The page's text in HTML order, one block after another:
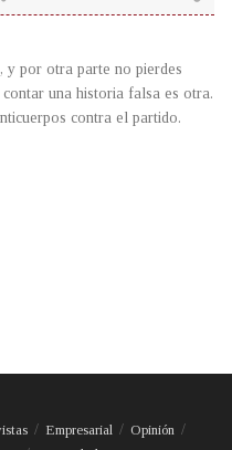
y por otra parte no pierdes
una historia falsa es otra.
contra el partido.
Empresarial
Opinión